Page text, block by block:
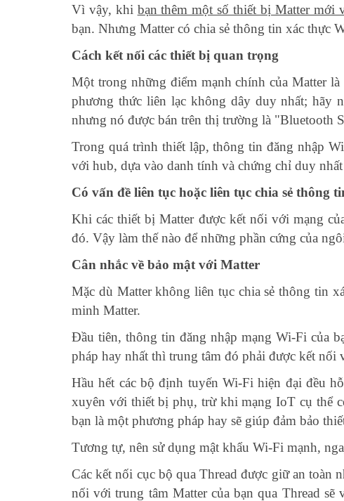
Vì vậy, khi bạn thêm một số thiết bị Matter mới
bạn. Nhưng Matter có chia sẻ thông tin xác thực
Cách kết nối các thiết bị quan trọng
Một trong những điểm mạnh chính của Matter
phương thức liên lạc không dây duy nhất; hãy
nhưng nó được bán trên thị trường là "Bluetooth
Trong quá trình thiết lập, thông tin đăng nhập
với hub, dựa vào danh tính và chứng chỉ duy
Có vấn đề liên tục hoặc liên tục chia sẻ thông
Khi các thiết bị Matter được kết nối với mạng
đó. Vậy làm thế nào để những phần cứng của
Cân nhắc về bảo mật với Matter
Mặc dù Matter không liên tục chia sẻ thông tin
minh Matter.
Đầu tiên, thông tin đăng nhập mạng Wi-Fi của
pháp hay nhất thì trung tâm đó phải được kết
Hầu hết các bộ định tuyến Wi-Fi hiện đại đều
xuyên với thiết bị phụ, trừ khi mạng IoT cụ thể
bạn là một phương pháp hay sẽ giúp đảm bảo
Tương tự, nên sử dụng mật khẩu Wi-Fi mạnh,
Các kết nối cục bộ qua Thread được giữ an toàn
nối với trung tâm Matter của bạn qua Thread